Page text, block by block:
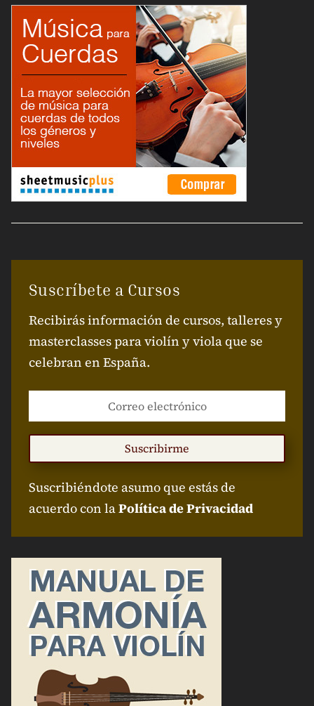
Suscríbete a Cursos
Recibirás información de cursos, talleres y
masterclasses para violín y viola que se
celebran en España.
Suscribirme
Suscribiéndote asumo que estás de
acuerdo con laPolítica de Privacidad